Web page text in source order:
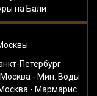
на Бали
Петербург
Москва - Мин. Воды
- Мармарис